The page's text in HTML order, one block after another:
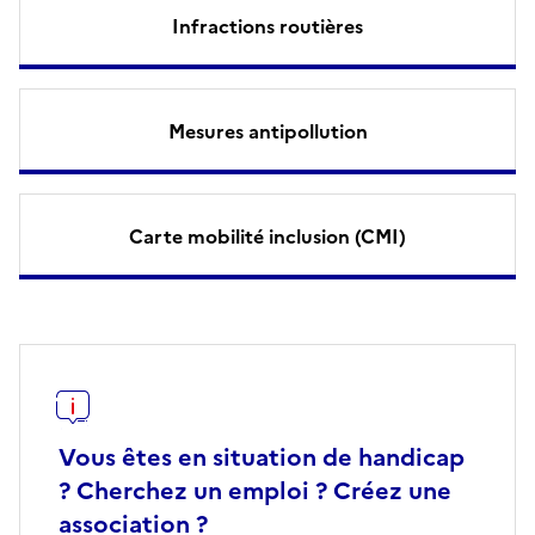
Infractions routières
Mesures antipollution
Carte mobilité inclusion (CMI)
Vous êtes en situation de handicap
? Cherchez un emploi ? Créez une
association ?